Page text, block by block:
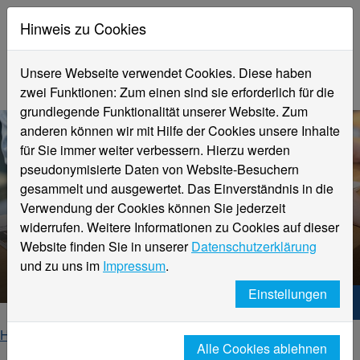
Veranstaltungsdetails
Hochschule Niederrhein. Dein Weg.
Home
Veranstaltungen
Hinweis zu Cookies
Unsere Webseite verwendet Cookies. Diese haben
zwei Funktionen: Zum einen sind sie erforderlich für die
grundlegende Funktionalität unserer Website. Zum
anderen können wir mit Hilfe der Cookies unsere Inhalte
für Sie immer weiter verbessern. Hierzu werden
pseudonymisierte Daten von Website-Besuchern
gesammelt und ausgewertet. Das Einverständnis in die
Verwendung der Cookies können Sie jederzeit
widerrufen. Weitere Informationen zu Cookies auf dieser
Website finden Sie in unsererDatenschutzerklärung
und zu uns im Impressum.
Einstellungen
Alle Cookies ablehnen